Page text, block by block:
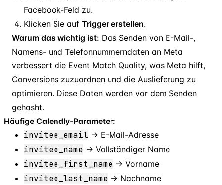
Facebook-Feld zu.
Klicken Sie auf Trigger erstellen.
Warum das wichtig ist: Das Senden von E-Mail-,
Namens- und Telefonnummerndaten an Meta
verbessert die Event Match Quality, was Meta hilft,
Conversions zuzuordnen und die Auslieferung zu
optimieren. Diese Daten werden vor dem Senden
gehasht.
Häufige Calendly-Parameter:
invitee email → E-Mail-Adresse
invitee name → Vollständiger Name
invitee first name → Vorname
invitee last name → Nachname